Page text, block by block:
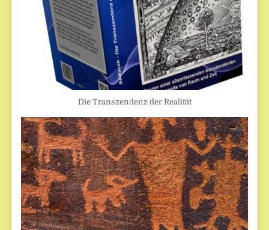
Die Transzendenz der Realität